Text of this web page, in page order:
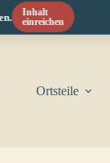
Inhalt
einreichen
Ortsteile